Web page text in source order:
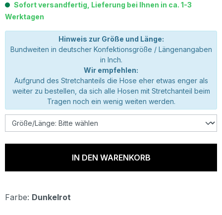
Sofort versandfertig, Lieferung bei Ihnen in ca. 1-3
Werktagen
Hinweis zur Größe und Länge:
Bundweiten in deutscher Konfektionsgröße / Längenangaben
in Inch.
Wir empfehlen:
Aufgrund des Stretchanteils die Hose eher etwas enger als
weiter zu bestellen, da sich alle Hosen mit Stretchanteil beim
Tragen noch ein wenig weiten werden.
IN DEN WARENKORB
Farbe: Dunkelrot